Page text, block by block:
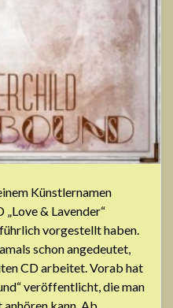
Künstlernamen
„Love & Lavender“
vorgestellt haben.
schon angedeutet,
CD arbeitet. Vorab hat
veröffentlicht, die man